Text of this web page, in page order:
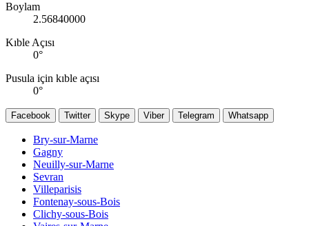
Boylam
2.56840000
Kıble Açısı
0°
Pusula için kıble açısı
0°
Facebook Twitter Skype Viber Telegram Whatsapp
Bry-sur-Marne
Gagny
Neuilly-sur-Marne
Sevran
Villeparisis
Fontenay-sous-Bois
Clichy-sous-Bois